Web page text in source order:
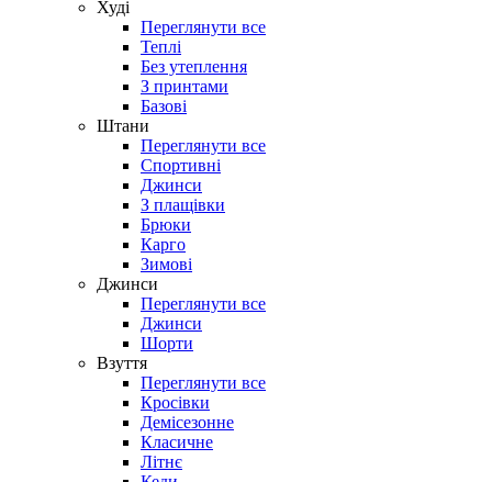
Худі
Переглянути все
Теплі
Без утеплення
З принтами
Базові
Штани
Переглянути все
Спортивні
Джинси
З плащівки
Брюки
Карго
Зимові
Джинси
Переглянути все
Джинси
Шорти
Взуття
Переглянути все
Кросівки
Демісезонне
Класичне
Літнє